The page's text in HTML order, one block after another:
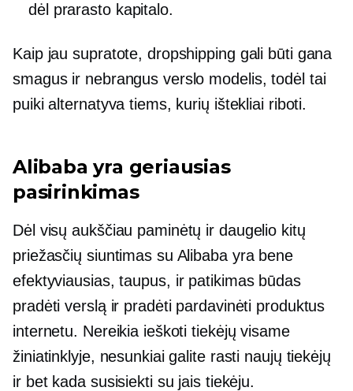
dėl prarasto kapitalo.
Kaip jau supratote, dropshipping gali būti gana
smagus ir nebrangus verslo modelis, todėl tai
puiki alternatyva tiems, kurių ištekliai riboti.
Alibaba yra geriausias
pasirinkimas
Dėl visų aukščiau paminėtų ir daugelio kitų
priežasčių siuntimas su Alibaba yra bene
efektyviausias,taupus, ir patikimas būdas
pradėti verslą ir pradėti pardavinėti produktus
internetu. Nereikia ieškoti tiekėjų visame
žiniatinklyje, nesunkiai galite rasti naujų tiekėjų
ir bet kada susisiekti su jais tiekėju.